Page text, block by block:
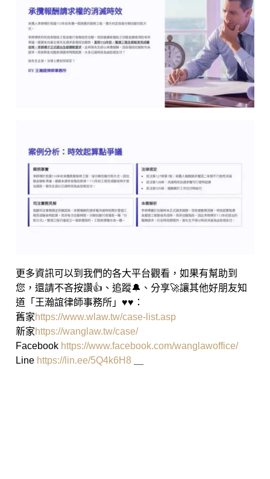
更多資訊可以到我們的各大平台觀看，如果有幫助到
您，還請不吝按讚👍、追蹤🔔、分享🚀讓其他好朋友知
道「王瀚誼律師事務所」♥♥：
舊家https://www.wlaw.tw/case-list.asp
新家https://wanglaw.tw/case/
Facebook https://www.facebook.com/wanglawoffice/
Line https://lin.ee/5Q4k6H8